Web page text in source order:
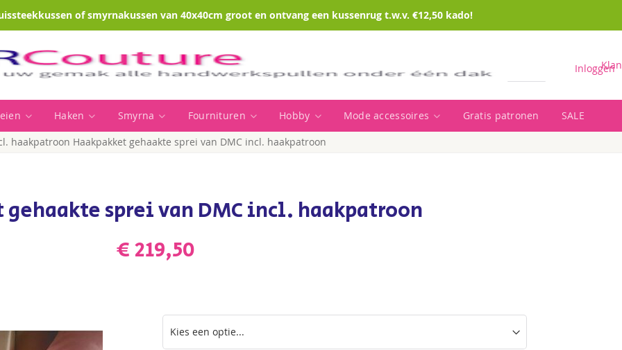
of smyrnakussen van 40x40cm groot en ontvang een kussenrug t.w.v. €12,50 kado!
Zoeken
Inloggen
Haken Smyrna Fournituren Hobby Mode accessoires Gratis patronen
SALE
haakpatroon Haakpakket gehaakte sprei van DMC incl. haakpatroon
gehaakte sprei van DMC incl. haakpatroon
€ 219,50